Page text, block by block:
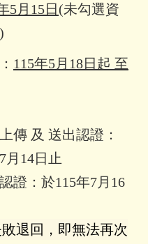
5月15日 (未勾選資
115年5月18日起 至
傳 及 送出認證：
月14日止
證：於115年7月16
退回，即無法再次